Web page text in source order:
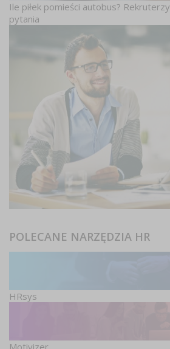
Ile piłek pomieści autobus?
pytania
POLECANE NARZĘDZIA HR
HRsys
Motivizer